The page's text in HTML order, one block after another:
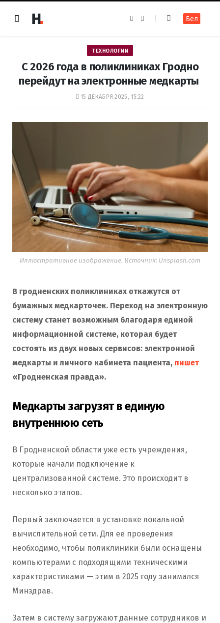
e
k
t
a
m
Бел
ТЕХНОЛОГИИ
С 2026 года в поликлиниках Гродно
перейдут на электронные медкарты
15 ДЕКАБРЯ 2025, 15:22
Иллюстративное изображение. Источник: Unsplash.com
В гродненских поликлиниках откажутся от
бумажных медкарточек. Переход на электронную
систему станет возможным благодаря единой
информационной системе, которая будет
состоять из двух новых сервисов: электронной
медкарты и личного кабинета пациента, пишет
«Гродненская правда».
Медкарты загрузят в единую
внутреннюю сеть
В Гродненской области уже есть учреждения,
которые начали подключение к
централизованной системе. Это происходит в
несколько этапов.
Первый заключается в установке локальной
вычислительной сети. Для ее проведения
необходимо, чтобы поликлиники были оснащены
компьютерами с подходящими техническими
характеристиками — этим в 2025 году занимался
Минздрав.
Затем в систему загружают данные сотрудников и